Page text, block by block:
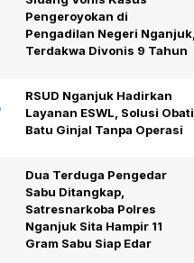
Pengeroyokan di
Pengadilan Negeri Nganjuk,
Terdakwa Divonis 9 Tahun
RSUD Nganjuk Hadirkan
Layanan ESWL, Solusi Obati
Batu Ginjal Tanpa Operasi
Dua Terduga Pengedar
Sabu Ditangkap,
Satresnarkoba Polres
Nganjuk Sita Hampir 11
Gram Sabu Siap Edar